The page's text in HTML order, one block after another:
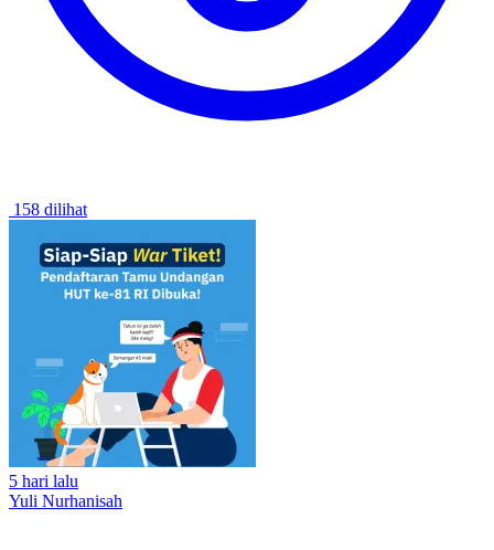
158 dilihat
5 hari lalu
Yuli Nurhanisah